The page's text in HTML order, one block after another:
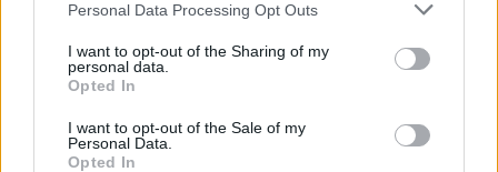
negar su consentimiento. Tenga en cuenta que algún
de su consentimiento, pero usted tiene el derecho de
rechazar tal procesamiento. Sus preferencias se aplicarán
cualquier momento entrando de nuevo en este sitio web o
visitando nuestra política de privacidad.
Personal Data Processing Opt Outs
I want to opt-out of the Sharing of my
personal data.
Opted In
I want to opt-out of the Sale of my
Personal Data.
Opted In